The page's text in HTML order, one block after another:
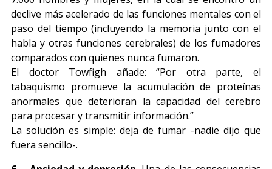
declive más acelerado de las funciones mentales con el
paso del tiempo (incluyendo la memoria junto con el
habla y otras funciones cerebrales) de los fumadores
comparados con quienes nunca fumaron.
El doctor Towfigh añade: “Por otra parte, el
tabaquismo promueve la acumulación de proteínas
anormales que deterioran la capacidad del cerebro
para procesar y transmitir información.”
La solución es simple: deja de fumar -nadie dijo que
fuera sencillo-.